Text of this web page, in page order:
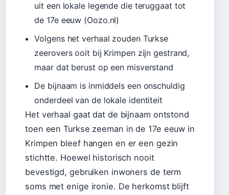
uit een lokale legende die teruggaat tot
de 17e eeuw (Oozo.nl)
Volgens het verhaal zouden Turkse
zeerovers ooit bij Krimpen zijn gestrand,
maar dat berust op een misverstand
De bijnaam is inmiddels een onschuldig
onderdeel van de lokale identiteit
Het verhaal gaat dat de bijnaam ontstond
toen een Turkse zeeman in de 17e eeuw in
Krimpen bleef hangen en er een gezin
stichtte. Hoewel historisch nooit
bevestigd, gebruiken inwoners de term
soms met enige ironie. De herkomst blijft